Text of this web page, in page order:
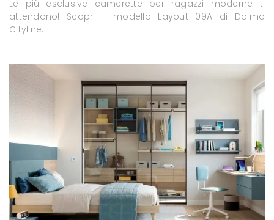
Le più esclusive camerette per ragazzi moderne ti
attendono! Scopri il modello Layout 09A di Doimo
Cityline.